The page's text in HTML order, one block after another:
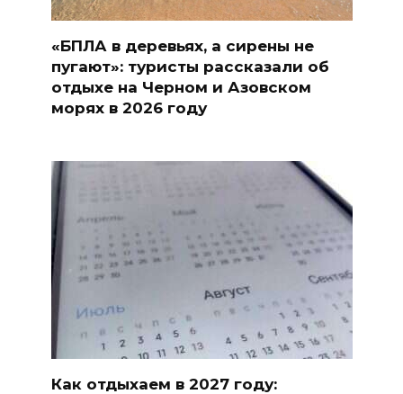
«БПЛА в деревьях, а сирены не
пугают»: туристы рассказали об
отдыхе на Черном и Азовском
морях в 2026 году
Как отдыхаем в 2027 году: